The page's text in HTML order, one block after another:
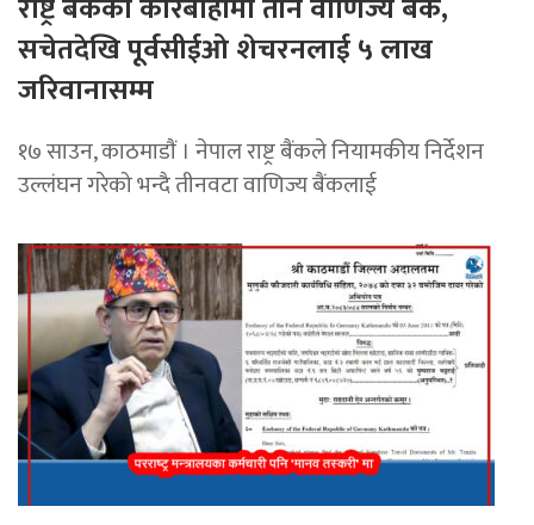
राष्ट्र बैंकको कारबाहीमा तीन वाणिज्य बैंक,
सचेतदेखि पूर्वसीईओ शेचरनलाई ५ लाख
जरिवानासम्म
१७ साउन, काठमाडाैं । नेपाल राष्ट्र बैंकले नियामकीय निर्देशन
उल्लंघन गरेको भन्दै तीनवटा वाणिज्य बैंकलाई